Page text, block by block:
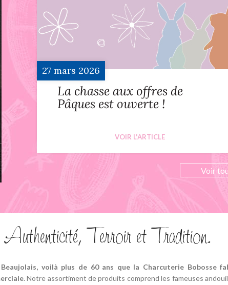
27 mars 2026
La chasse aux offres de
Pâques est ouverte !
VOIR L'ARTICLE
Voir
Terroir et Tradition.
voilà plus de 60 ans que la Charcuterie
. Notre assortiment de produits comprend les fameuses